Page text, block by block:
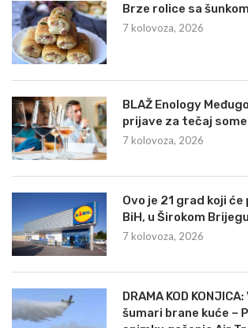
Brze rolice sa
7 kolovoza, 2026
BLAŽ Enology
prijave za tečaj
7 kolovoza, 2026
Ovo je 21 grad koji
BiH, u Širokom
7 kolovoza, 2026
DRAMA KOD
šumari brane kuće –